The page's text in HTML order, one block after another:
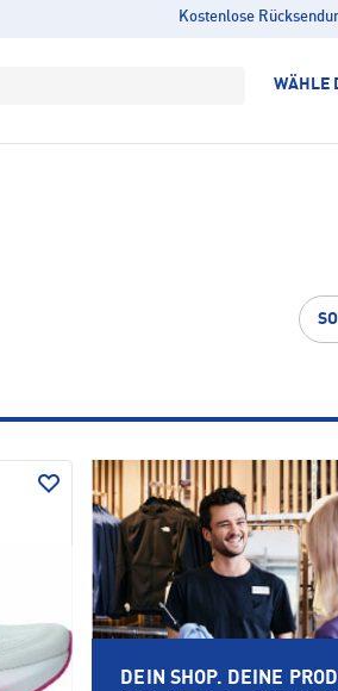
Kostenlose
WÄHLE
DEIN SHOP. DEINE